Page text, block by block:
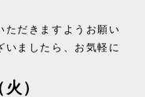
ただきますようお願い
ましたら、お気軽に
）